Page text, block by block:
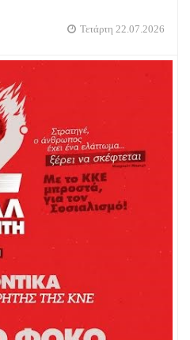
Τετάρτη 22.07.2026